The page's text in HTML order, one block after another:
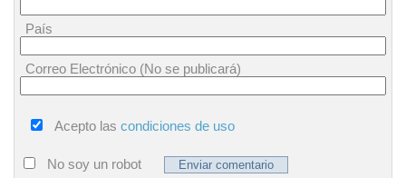
País
Correo Electrónico (No se publicará)
Acepto las condiciones de uso
No soy un robot